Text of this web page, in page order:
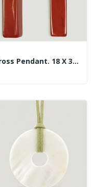
Cross Pendant. 18 X 32 Mm.